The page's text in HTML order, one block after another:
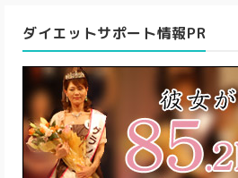
ダイエットサポート情報PR